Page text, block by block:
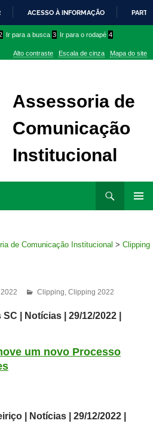
PARA
CONTEÚDO
ACESSO À INFORMAÇÃO
Ir para a busca 3 Ir para o rodapé 4
Alto contraste Escala de cinza Mapa do site
Assessoria de
Comunicação
Institucional
de Comunicação Institucional > Clipping
Clipping Clipping 2022
SC | Notícias | 29/12/2022 |
um novo Processo
| Notícias | 29/12/2022 |